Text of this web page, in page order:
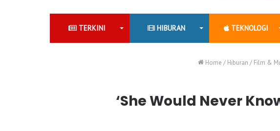
TERKINI HIBURAN TEKNOLOGI
Home / Hiburan / Film &
‘She Would Never